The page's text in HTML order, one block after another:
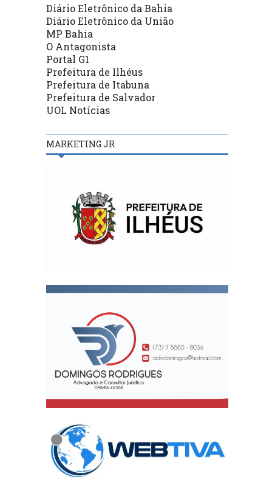
Diário Eletrônico da Bahia
Diário Eletrônico da União
MP Bahia
O Antagonista
Portal G1
Prefeitura de Ilhéus
Prefeitura de Itabuna
Prefeitura de Salvador
UOL Notícias
MARKETING JR